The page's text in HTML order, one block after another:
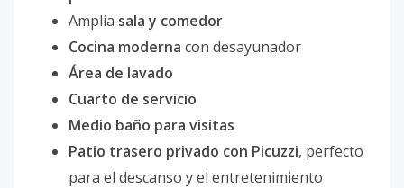
Amplia sala y comedor
Cocina moderna con desayunador
Área de lavado
Cuarto de servicio
Medio baño para visitas
Patio trasero privado con Picuzzi, perfecto
para el descanso y el entretenimiento